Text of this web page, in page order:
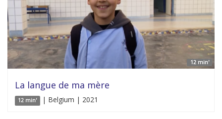
12 min'
La langue de ma mère
12 min' | Belgium | 2021